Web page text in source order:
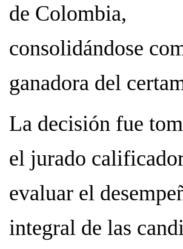
de Colombia,
consolidándose
ganadora del
La decisión fue
el jurado
evaluar el
integral de las